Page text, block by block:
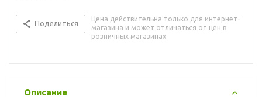
Поделиться
Цена действительна только для интернет-
магазина и может отличаться от цен в
розничных магазинах
Описание